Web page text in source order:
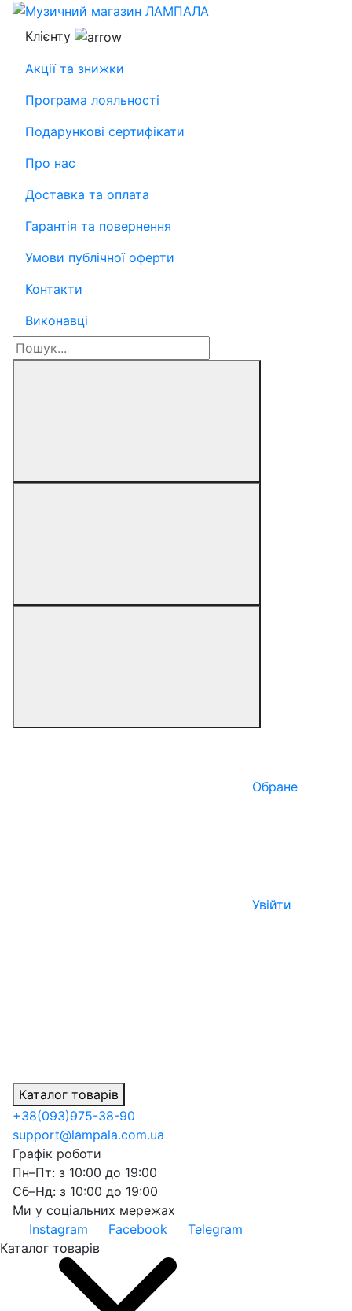
Клієнту
Акції та знижки
Програма лояльності
Подарункові сертифікати
Про нас
Доставка та оплата
Гарантія та повернення
Умови публічної оферти
Контакти
Виконавці
Обране
Увійти
Каталог товарів
+38(093)975-38-90
support@lampala.com.ua
Графік роботи
Пн–Пт: з 10:00 до 19:00
Сб–Нд: з 10:00 до 19:00
Ми у соціальних мережах
Instagram
Facebook
Telegram
Каталог товарів